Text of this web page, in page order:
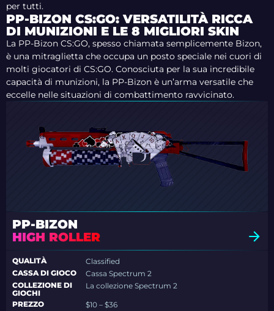
per tutti.
PP-BIZON CS:GO: VERSATILITÀ RICCA
DI MUNIZIONI E LE 8 MIGLIORI SKIN
La PP-Bizon CS:GO, spesso chiamata semplicemente Bizon,
è una mitraglietta che occupa un posto speciale nei cuori di
molti giocatori di CS:GO. Conosciuta per la sua incredibile
capacità di munizioni, la PP-Bizon è un’arma versatile che
eccelle nelle situazioni di combattimento ravvicinato.
PP-BIZON
HIGH ROLLER
QUALITÀ
Classified
CASSA DI GIOCO
Cassa Spectrum 2
COLLEZIONE DI
GIOCHI
La collezione Spectrum 2
PREZZO
$10 – $36